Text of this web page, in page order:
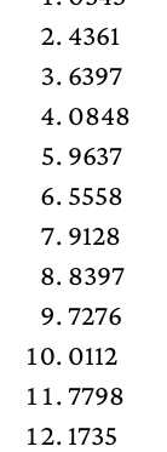
4361
6397
0848
9637
5558
9128
8397
7276
0112
7798
1735